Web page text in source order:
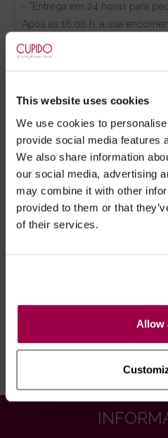
This website uses cookies
We use cookies to
provide social media features
We also share information
our social media, advertising
may combine it with other
provided to them or that
of their services.
Allow
- *Entrega em 24 horas para
Após as 16:00 h, a sua
horas, dias úteis. Portugal e
artigos em stock. Portes gratis
Orgie
€ 16.20